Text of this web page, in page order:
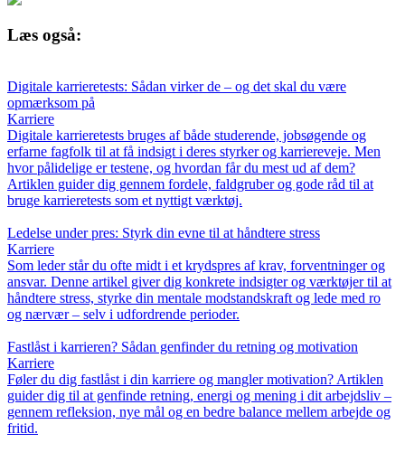
Læs også:
Digitale karrieretests: Sådan virker de – og det skal du være
opmærksom på
Karriere
Digitale karrieretests bruges af både studerende, jobsøgende og
erfarne fagfolk til at få indsigt i deres styrker og karriereveje. Men
hvor pålidelige er testene, og hvordan får du mest ud af dem?
Artiklen guider dig gennem fordele, faldgruber og gode råd til at
bruge karrieretests som et nyttigt værktøj.
Ledelse under pres: Styrk din evne til at håndtere stress
Karriere
Som leder står du ofte midt i et krydspres af krav, forventninger og
ansvar. Denne artikel giver dig konkrete indsigter og værktøjer til at
håndtere stress, styrke din mentale modstandskraft og lede med ro
og nærvær – selv i udfordrende perioder.
Fastlåst i karrieren? Sådan genfinder du retning og motivation
Karriere
Føler du dig fastlåst i din karriere og mangler motivation? Artiklen
guider dig til at genfinde retning, energi og mening i dit arbejdsliv –
gennem refleksion, nye mål og en bedre balance mellem arbejde og
fritid.